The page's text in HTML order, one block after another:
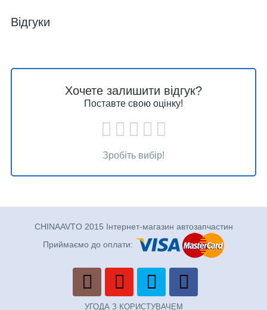
Відгуки
Хочете залишити відгук?
Поставте свою оцінку!
Зробіть вибір!
CHINAAVTO 2015 Інтернет-магазин автозапчастин
Приймаємо до оплати:
УГОДА З КОРИСТУВАЧЕМ